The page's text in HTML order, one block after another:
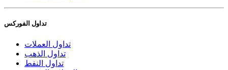
تداول الفوركس
تداول العملات
تداول الذهب
تداول النفط